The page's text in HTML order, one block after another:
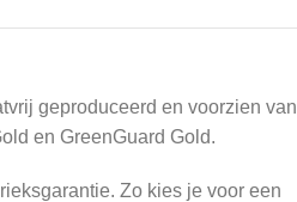
geproduceerd en voorzien van
en GreenGuard Gold.
Zo kies je voor een